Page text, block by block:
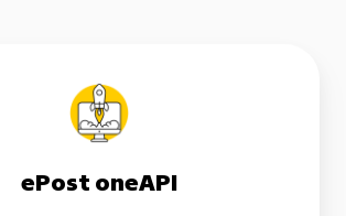
ePost oneAPI
oneAPI